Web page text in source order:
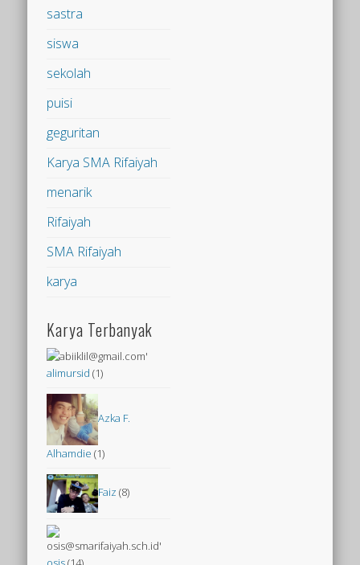
sastra
siswa
sekolah
puisi
geguritan
Karya SMA Rifaiyah
menarik
Rifaiyah
SMA Rifaiyah
karya
Karya Terbanyak
alimursid (1)
Azka F.
Alhamdie (1)
Faiz (8)